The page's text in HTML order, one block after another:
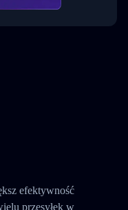
efektywność
przesyłek w